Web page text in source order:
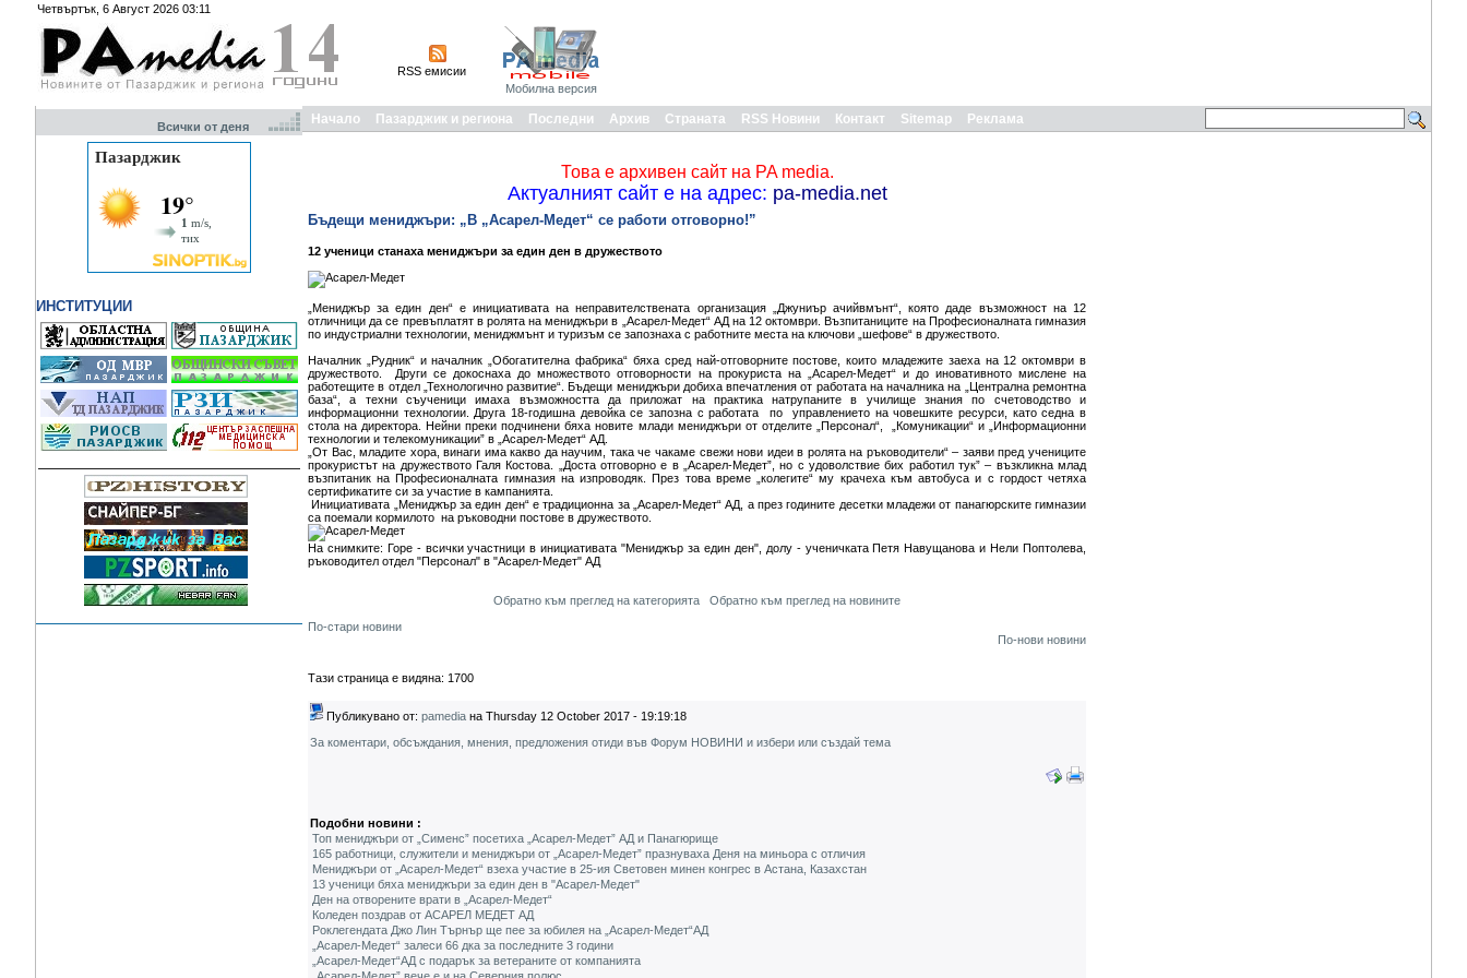
Четвъртък, 6 Август 2026 03:11
RSS емисии
Мобилна версия
Всички от деня
ИНСТИТУЦИИ
Начало Пазарджик и региона Последни Архив Страната RSS Новини Контакт Sitemap Реклама
Това е архивен сайт на PA media.
Актуалният сайт е на адрес: pa-media.net
Бъдещи мениджъри: „В „Асарел-Медет“ се работи отговорно!”
12 ученици станаха мениджъри за един ден в дружеството
„Мениджър за един ден“ е инициативата на неправителствената организация „Джуниър ачийвмънт“, която даде възможност на 12
отличници да се превъплатят в ролята на мениджъри в „Асарел-Медет“ АД на 12 октомври. Възпитаниците на Професионалната гимназия
по индустриални технологии, мениджмънт и туризъм се запознаха с работните места на ключови „шефове“ в дружеството.
Началник „Рудник“ и началник „Обогатителна фабрика“ бяха сред най-отговорните постове, които младежите заеха на 12 октомври в
дружеството. Други се докоснаха до множеството отговорности на прокуриста на „Асарел-Медет“ и до иновативното мислене на
работещите в отдел „Технологично развитие“. Бъдещи мениджъри добиха впечатления от работата на началника на „Централна ремонтна
база“, а техни съученици имаха възможността да приложат на практика натрупаните в училище знания по счетоводство и
информационни технологии. Друга 18-годишна девойка се запозна с работата по управлението на човешките ресурси, като седна в
стола на директора. Нейни преки подчинени бяха новите млади мениджъри от отделите „Персонал“, „Комуникации“ и „Информационни
технологии и телекомуникации” в „Асарел-Медет“ АД.
„От Вас, младите хора, винаги има какво да научим, така че чакаме свежи нови идеи в ролята на ръководители“ – заяви пред учениците
прокуристът на дружеството Галя Костова. „Доста отговорно е в „Асарел-Медет”, но с удоволствие бих работил тук” – възкликна млад
възпитаник на Професионалната гимназия на изпроводяк. През това време „колегите“ му крачеха към автобуса и с гордост четяха
сертификатите си за участие в кампанията.
Инициативата „Мениджър за един ден“ е традиционна за „Асарел-Медет“ АД, а през годините десетки младежи от панагюрските гимназии
са поемали кормилото на ръководни постове в дружеството.
На снимките: Горе - всички участници в инициативата "Мениджър за един ден", долу - ученичката Петя Навущанова и Нели Поптолева,
ръководител отдел "Персонал" в "Асарел-Медет" АД
Обратно към преглед на категорията
Обратно към преглед на новините
По-стари новини
По-нови новини
Тази страница е видяна: 1700
Публикувано от: pamedia на Thursday 12 October 2017 - 19:19:18
За коментари, обсъждания, мнения, предложения отиди във Форум НОВИНИ и избери или създай тема
Подобни новини :
Топ мениджъри от „Сименс” посетиха „Асарел-Медет” АД и Панагюрище
165 работници, служители и мениджъри от „Асарел-Медет” празнуваха Деня на миньора с отличия
Мениджъри от „Асарел-Медет“ взеха участие в 25-ия Световен минен конгрес в Астана, Казахстан
13 ученици бяха мениджъри за един ден в "Асарел-Медет"
Ден на отворените врати в „Асарел-Медет“
Коледен поздрав от АСАРЕЛ МЕДЕТ АД
Роклегендата Джо Лин Търнър ще пее за юбилея на „Асарел-Медет“АД
„Асарел-Медет“ залеси 66 дка за последните 3 години
„Асарел-Медет“АД с подарък за ветераните от компанията